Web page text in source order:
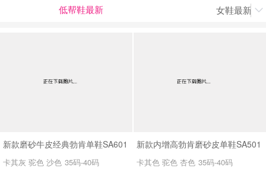
低帮鞋最新 女鞋最新上

新款磨砂牛皮经典勃肯单鞋SA601
卡其灰 驼色 沙色 35码-40码
新款内增高勃肯磨砂皮单鞋SA501
卡其色 驼色 杏色 35码-40码